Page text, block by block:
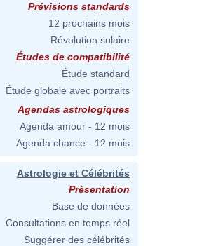
Prévisions standards
12 prochains mois
Révolution solaire
Études de compatibilité
Étude standard
Étude globale avec portraits
Agendas astrologiques
Agenda amour - 12 mois
Agenda chance - 12 mois
Astrologie et Célébrités
Présentation
Base de données
Consultations en temps réel
Suggérer des célébrités